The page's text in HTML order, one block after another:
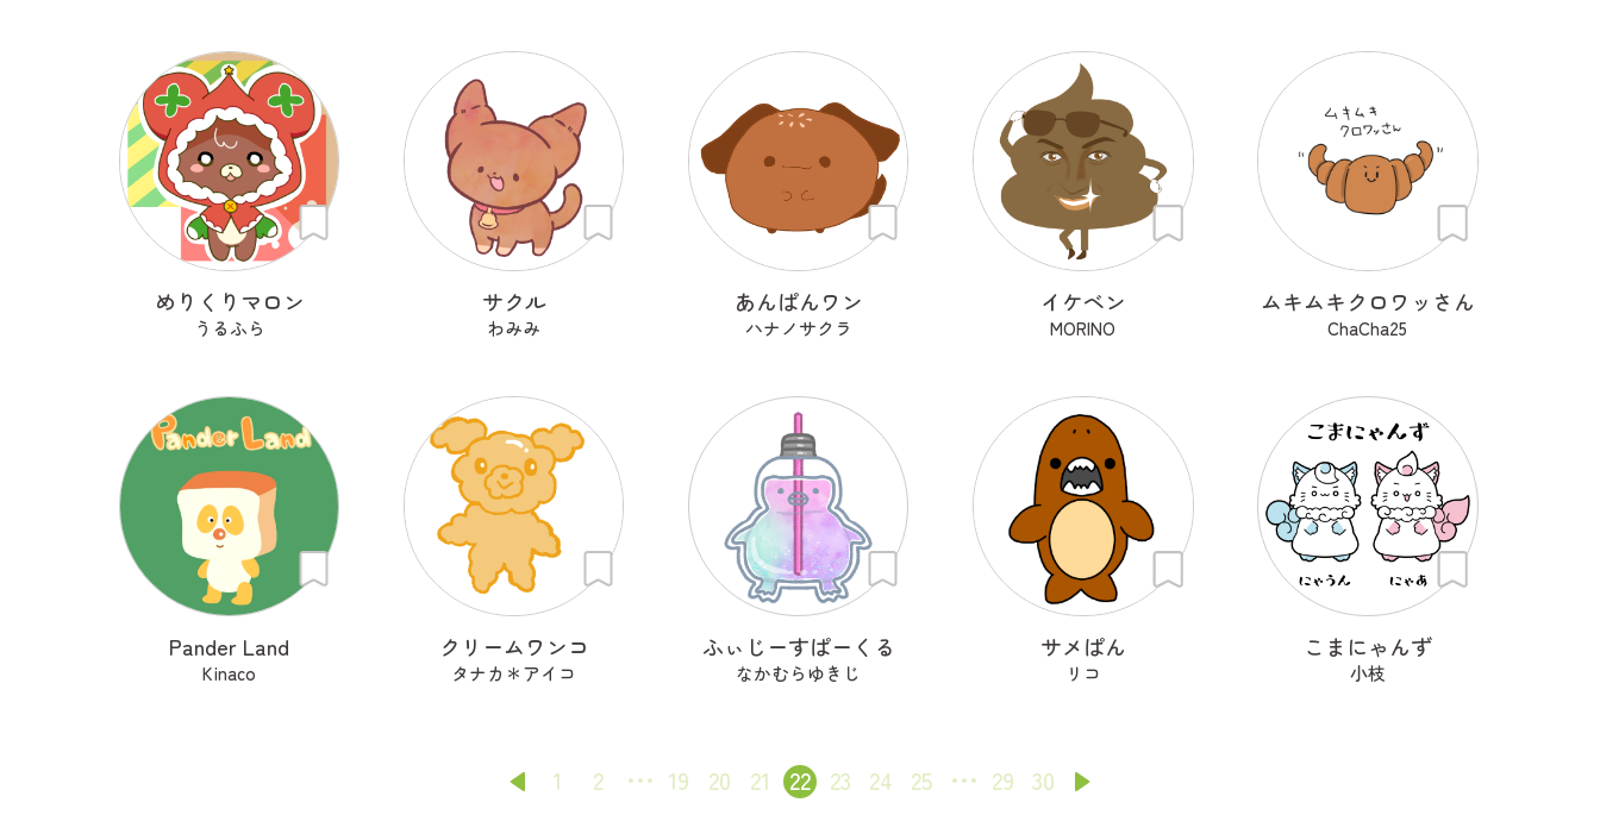
めりくりマロン
うるふら
サクル
わみみ
あんぱんワン
ハナノサクラ
イケベン
MORINO
ムキムキクロワッさん
ChaCha25
Pander Land
Kinaco
クリームワンコ
タナカ＊アイコ
ふぃじーすぱーくる
なかむらゆきじ
サメぱん
リコ
こまにゃんず
小枝
1 2 19 20 21 22 23 24 25 29 30